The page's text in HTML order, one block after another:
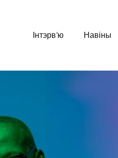
Інтэрв’ю Навіны